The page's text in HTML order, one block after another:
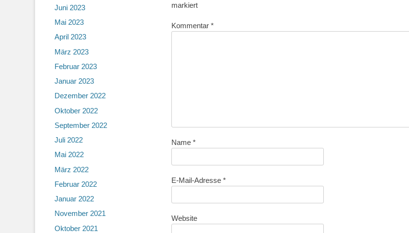
markiert
Kommentar *
Name *
E-Mail-Adresse *
Website
Juni 2023
Mai 2023
April 2023
März 2023
Februar 2023
Januar 2023
Dezember 2022
Oktober 2022
September 2022
Juli 2022
Mai 2022
März 2022
Februar 2022
Januar 2022
November 2021
Oktober 2021